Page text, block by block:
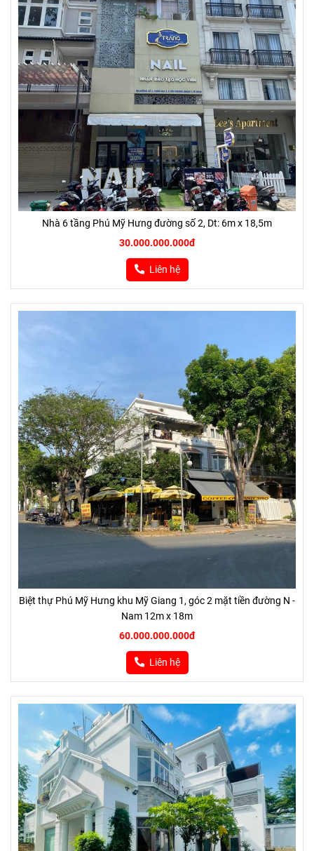
Nhà 6 tầng Phú Mỹ Hưng đường số 2, Dt: 6m x 18,5m
30.000.000.000đ
Liên hệ
Biệt thự Phú Mỹ Hưng khu Mỹ Giang 1, góc 2 mặt tiền đường N -
Nam 12m x 18m
60.000.000.000đ
Liên hệ